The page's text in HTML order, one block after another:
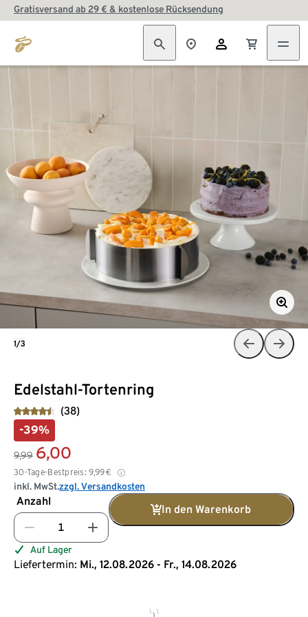
Gratisversand ab 29 € & kostenlose Rücksendung
Edelstahl-Tortenring
(38)
-39%
9,99 6,00
30-Tage-Bestpreis: 9,99€
inkl. MwSt.zzgl. Versandkosten
Anzahl
In den Warenkorb
Auf Lager
Liefertermin: Mi., 12.08.2026 - Fr., 14.08.2026
1/3